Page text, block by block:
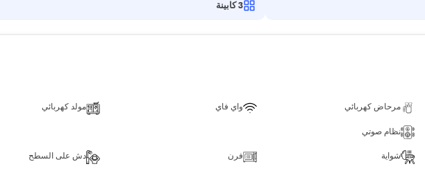
3 كابينة
مرحاض كهربائي واي فاي مولد كهربائي
نظام صوتي
شواية فرن دش على السطح